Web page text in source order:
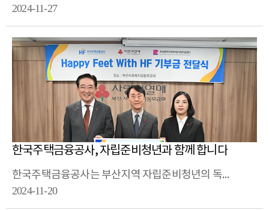
2024-11-27
한국주택금융공사, 자립준비청년과 함께 합니다
한국주택금융공사는 부산지역 자립준비청년의 독립을 돕기 위해 기부금 7,500만원을 부산사회복지공동모금회에 전달했습니다.
2024-11-20